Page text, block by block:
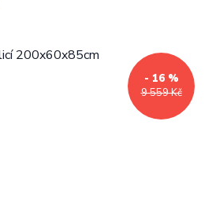
9 559 Kč
- 16 %